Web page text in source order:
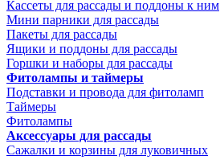
Кассеты для рассады и поддоны к ним
Мини парники для рассады
Пакеты для рассады
Ящики и поддоны для рассады
Горшки и наборы для рассады
Фитолампы и таймеры
Подставки и провода для фитоламп
Таймеры
Фитолампы
Аксессуары для рассады
Сажалки и корзины для луковичных